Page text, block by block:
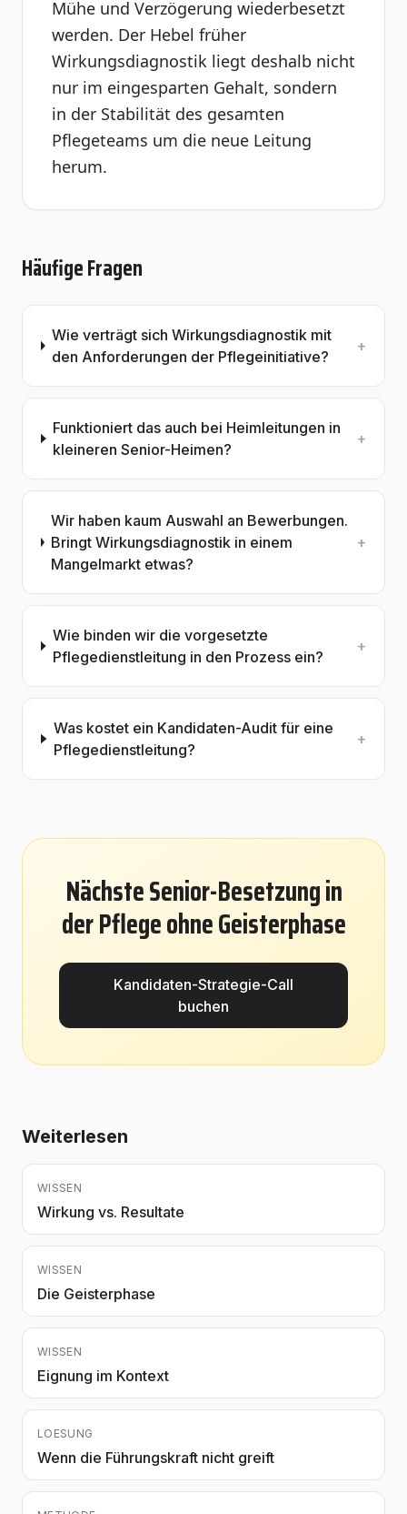
Mühe und Verzögerung wiederbesetzt
werden. Der Hebel früher
Wirkungsdiagnostik liegt deshalb nicht
nur im eingesparten Gehalt, sondern
in der Stabilität des gesamten
Pflegeteams um die neue Leitung
herum.
Häufige Fragen
Wie verträgt sich Wirkungsdiagnostik mit
den Anforderungen der Pflegeinitiative?
+
Funktioniert das auch bei Heimleitungen in
kleineren Senior-Heimen?
+
Wir haben kaum Auswahl an Bewerbungen.
Bringt Wirkungsdiagnostik in einem
Mangelmarkt etwas?
+
Wie binden wir die vorgesetzte
Pflegedienstleitung in den Prozess ein?
+
Was kostet ein Kandidaten-Audit für eine
Pflegedienstleitung?
+
Nächste Senior-Besetzung in
der Pflege ohne Geisterphase
Kandidaten-Strategie-Call
buchen
Weiterlesen
WISSEN
Wirkung vs. Resultate
WISSEN
Die Geisterphase
WISSEN
Eignung im Kontext
LOESUNG
Wenn die Führungskraft nicht greift